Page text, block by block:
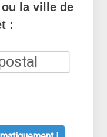
la ville de
: